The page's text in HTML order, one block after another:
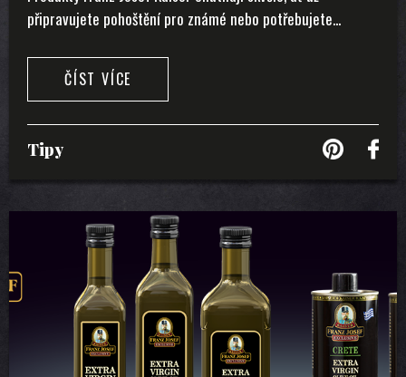
připravujete pohoštění pro známé nebo potřebujete...
ČÍST VÍCE
Tipy